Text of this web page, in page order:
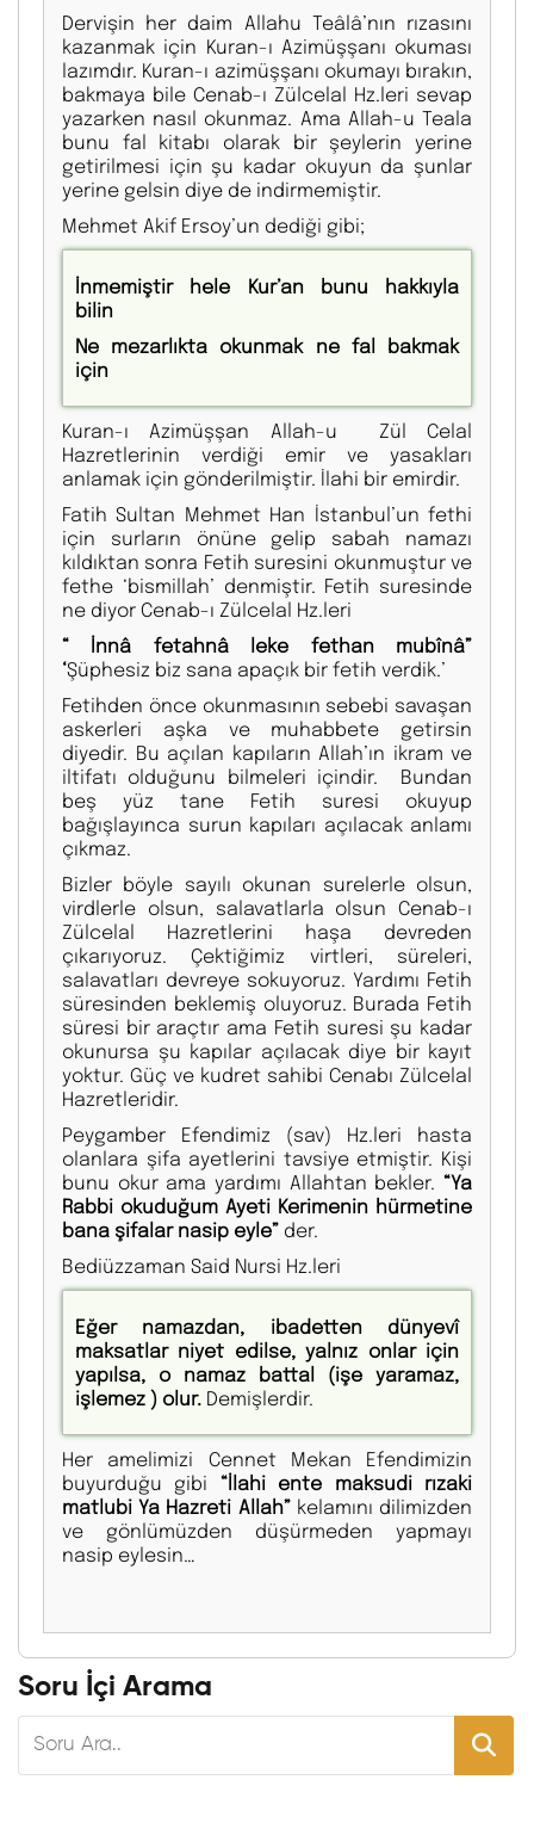
Dervişin her daim Allahu Teâlâ’nın rızasını
kazanmak için Kuran-ı Azimüşşanı okuması
lazımdır. Kuran-ı azimüşşanı okumayı bırakın,
bakmaya bile Cenab-ı Zülcelal Hz.leri sevap
yazarken nasıl okunmaz. Ama Allah-u Teala
bunu fal kitabı olarak bir şeylerin yerine
getirilmesi için şu kadar okuyun da şunlar
yerine gelsin diye de indirmemiştir.
Mehmet Akif Ersoy’un dediği gibi;
İnmemiştir hele Kur’an bunu hakkıyla
bilin
Ne mezarlıkta okunmak ne fal bakmak
için
Kuran-ı Azimüşşan Allah-u Zül Celal
Hazretlerinin verdiği emir ve yasakları
anlamak için gönderilmiştir. İlahi bir emirdir.
Fatih Sultan Mehmet Han İstanbul’un fethi
için surların önüne gelip sabah namazı
kıldıktan sonra Fetih suresini okunmuştur ve
fethe ‘bismillah’ denmiştir. Fetih suresinde
ne diyor Cenab-ı Zülcelal Hz.leri
“ İnnâ fetahnâ leke fethan mubînâ”
‘Şüphesiz biz sana apaçık bir fetih verdik.’
Fetihden önce okunmasının sebebi savaşan
askerleri aşka ve muhabbete getirsin
diyedir. Bu açılan kapıların Allah’ın ikram ve
iltifatı olduğunu bilmeleri içindir. Bundan
beş yüz tane Fetih suresi okuyup
bağışlayınca surun kapıları açılacak anlamı
çıkmaz.
Bizler böyle sayılı okunan surelerle olsun,
virdlerle olsun, salavatlarla olsun Cenab-ı
Zülcelal Hazretlerini haşa devreden
çıkarıyoruz. Çektiğimiz virtleri, süreleri,
salavatları devreye sokuyoruz. Yardımı Fetih
süresinden beklemiş oluyoruz. Burada Fetih
süresi bir araçtır ama Fetih suresi şu kadar
okunursa şu kapılar açılacak diye bir kayıt
yoktur. Güç ve kudret sahibi Cenabı Zülcelal
Hazretleridir.
Peygamber Efendimiz (sav) Hz.leri hasta
olanlara şifa ayetlerini tavsiye etmiştir. Kişi
bunu okur ama yardımı Allahtan bekler. “Ya
Rabbi okuduğum Ayeti Kerimenin hürmetine
bana şifalar nasip eyle” der.
Bediüzzaman Said Nursi Hz.leri
Eğer namazdan, ibadetten dünyevî
maksatlar niyet edilse, yalnız onlar için
yapılsa, o namaz battal (işe yaramaz,
işlemez) olur. Demişlerdir.
Her amelimizi Cennet Mekan Efendimizin
buyurduğu gibi “İlahi ente maksudi rızaki
matlubi Ya Hazreti Allah” kelamını dilimizden
ve gönlümüzden düşürmeden yapmayı
nasip eylesin…
Soru İçi Arama